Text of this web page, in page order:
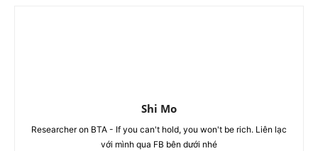
Shi Mo
Researcher on BTA - If you can't hold, you won't be rich. Liên lạc
với mình qua FB bên dưới nhé